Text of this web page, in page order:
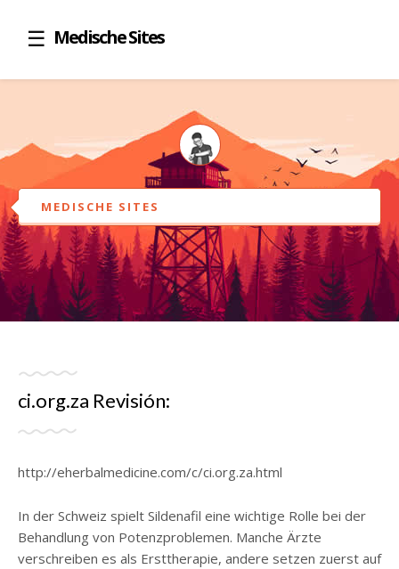
Medische Sites
MEDISCHE SITES
ci.org.za Revisión:
http://eherbalmedicine.com/c/ci.org.za.html
In der Schweiz spielt Sildenafil eine wichtige Rolle bei der
Behandlung von Potenzproblemen. Manche Ärzte
verschreiben es als Ersttherapie, andere setzen zuerst auf